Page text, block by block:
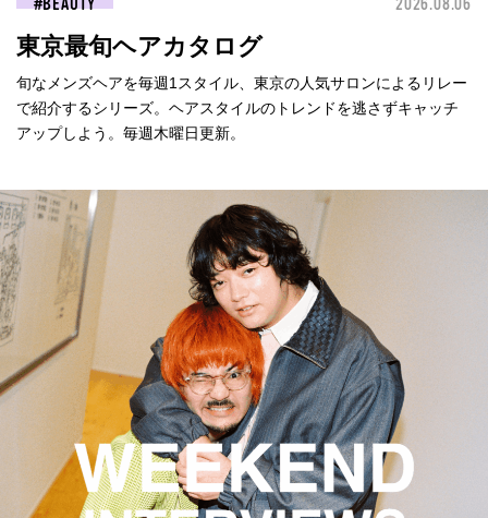
BEAUTY 2026.08.06
東京最旬ヘアカタログ
旬なメンズヘアを毎週1スタイル、東京の人気サロンによるリレー
で紹介するシリーズ。ヘアスタイルのトレンドを逃さずキャッチ
アップしよう。毎週木曜日更新。